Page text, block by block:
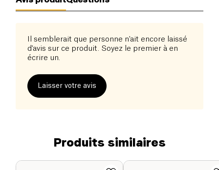
Il semblerait que personne n'ait encore laissé
d'avis sur ce produit. Soyez le premier à en
écrire un.
Laisser votre avis
Produits similaires